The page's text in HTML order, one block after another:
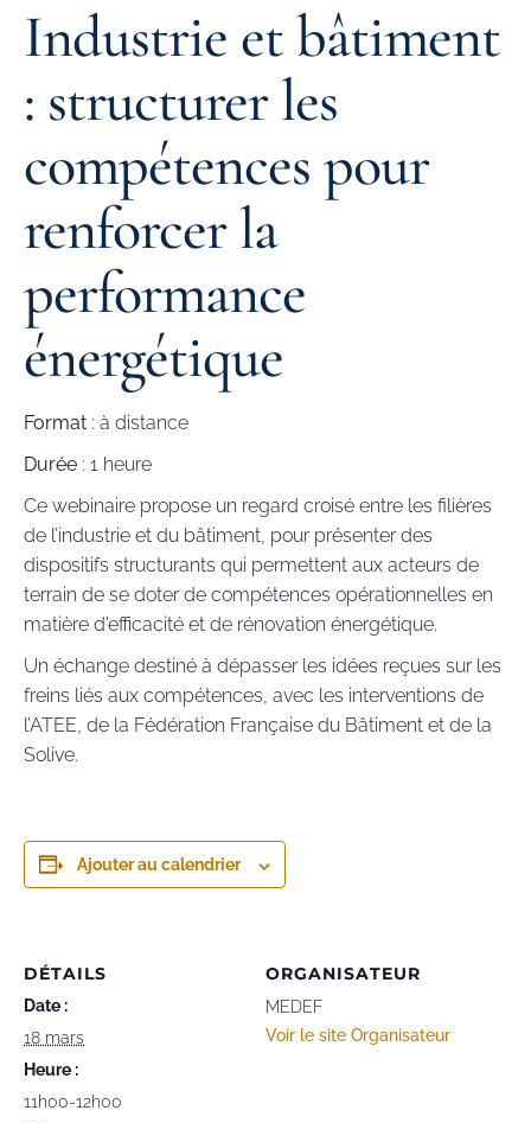
Industrie et bâtiment
: structurer les
compétences pour
renforcer la
performance
énergétique
Format : à distance
Durée : 1 heure
Ce webinaire propose un regard croisé entre les filières
de l’industrie et du bâtiment, pour présenter des
dispositifs structurants qui permettent aux acteurs de
terrain de se doter de compétences opérationnelles en
matière d’efficacité et de rénovation énergétique.
Un échange destiné à dépasser les idées reçues sur les
freins liés aux compétences, avec les interventions de
l’ATEE, de la Fédération Française du Bâtiment et de la
Solive.
Ajouter au calendrier
DÉTAILS
Date :
18 mars
Heure :
11h00-12h00
ORGANISATEUR
MEDEF
Voir le site Organisateur